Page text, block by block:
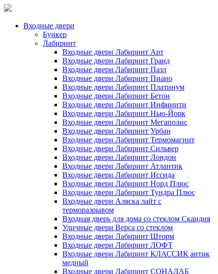
Входные двери
Бункер
Лабиринт
Входные двери Лабиринт Арт
Входные двери Лабиринт Гранд
Входные двери Лабиринт Пазл
Входные двери Лабиринт Пиано
Входные двери Лабиринт Платинум
Входные двери Лабиринт Бетон
Входные двери Лабиринт Инфинити
Входные двери Лабиринт Нью-Йорк
Входные двери Лабиринт Мегаполис
Входные двери Лабиринт Урбан
Входные двери Лабиринт Термомагнит
Входные двери Лабиринт Сильвер
Входные двери Лабиринт Лондон
Входные двери Лабиринт Атлантик
Входные двери Лабиринт Иссида
Входные двери Лабиринт Норд Плюс
Входные двери Лабиринт Тундра Плюс
Входные двери Аляска лайт с
терморазрывом
Входная дверь для дома со стеклом Скандия
Уличные двери Верса со стеклом
Входные двери Лабиринт Шторм
Входные двери Лабиринт ЛОФТ
Входные двери Лабиринт КЛАССИК антик
медный
Входные двери Лабиринт СОНАЛАБ